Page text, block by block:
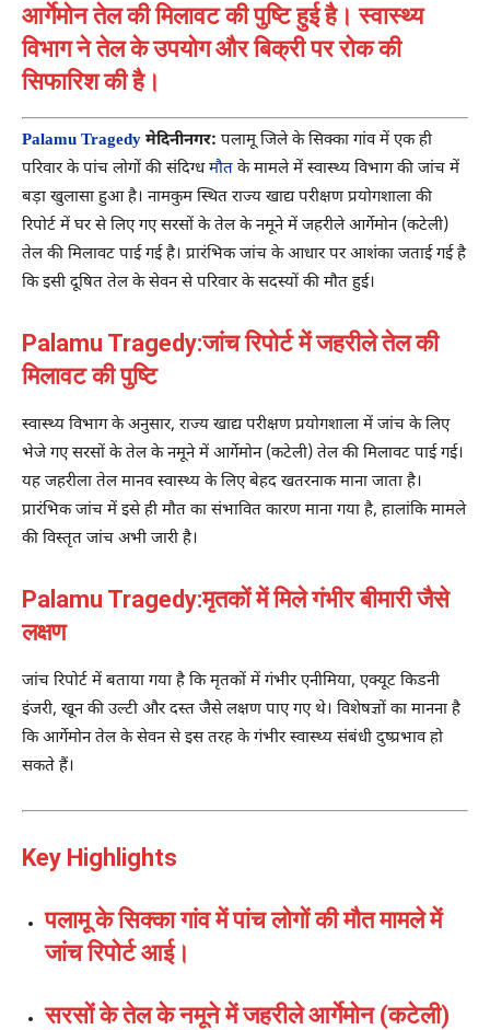
आर्गेमोन तेल की मिलावट की पुष्टि हुई है। स्वास्थ्य
विभाग ने तेल के उपयोग और बिक्री पर रोक की
सिफारिश की है।
Palamu Tragedy मेदिनीनगर: पलामू जिले के सिक्का गांव में एक ही
परिवार के पांच लोगों की संदिग्धमौत के मामले में स्वास्थ्य विभाग की जांच में
बड़ा खुलासा हुआ है। नामकुम स्थित राज्य खाद्य परीक्षण प्रयोगशाला की
रिपोर्ट में घर से लिए गए सरसों के तेल के नमूने में जहरीले आर्गेमोन (कटेली)
तेल की मिलावट पाई गई है। प्रारंभिक जांच के आधार पर आशंका जताई गई है
कि इसी दूषित तेल के सेवन से परिवार के सदस्यों की मौत हुई।
Palamu Tragedy:जांच रिपोर्ट में जहरीले तेल की
मिलावट की पुष्टि
स्वास्थ्य विभाग के अनुसार, राज्य खाद्य परीक्षण प्रयोगशाला में जांच के लिए
भेजे गए सरसों के तेल के नमूने में आर्गेमोन (कटेली) तेल की मिलावट पाई गई।
यह जहरीला तेल मानव स्वास्थ्य के लिए बेहद खतरनाक माना जाता है।
प्रारंभिक जांच में इसे ही मौत का संभावित कारण माना गया है, हालांकि मामले
की विस्तृत जांच अभी जारी है।
Palamu Tragedy:मृतकों में मिले गंभीर बीमारी जैसे
लक्षण
जांच रिपोर्ट में बताया गया है कि मृतकों में गंभीर एनीमिया, एक्यूट किडनी
इंजरी, खून की उल्टी और दस्त जैसे लक्षण पाए गए थे। विशेषज्ञों का मानना है
कि आर्गेमोन तेल के सेवन से इस तरह के गंभीर स्वास्थ्य संबंधी दुष्प्रभाव हो
सकते हैं।
Key Highlights
पलामू के सिक्का गांव में पांच लोगों की मौत मामले में
जांच रिपोर्ट आई।
सरसों के तेल के नमूने में जहरीले आर्गेमोन (कटेली)